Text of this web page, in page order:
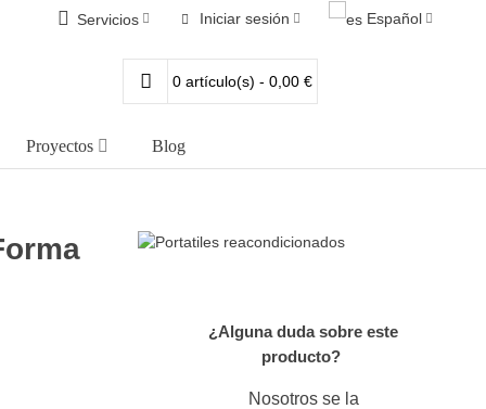
Servicios Iniciar sesión Español
0 artículo(s) - 0,00 €
Proyectos Blog
¿Alguna duda sobre este
producto?
Nosotros se la